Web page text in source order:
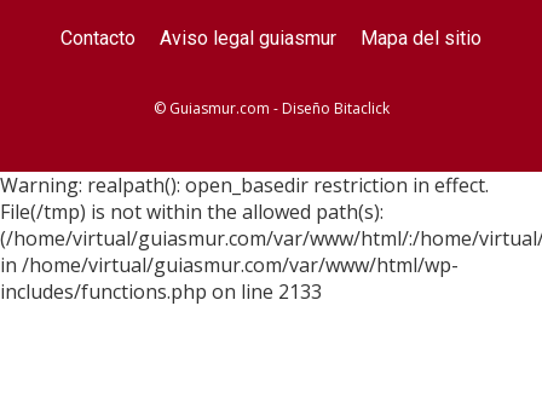
Contacto Aviso legal guiasmur Mapa del sitio
© Guiasmur.com - Diseño Bitaclick
Warning: realpath(): open_basedir restriction in effect.
File(/tmp) is not within the allowed path(s):
(/home/virtual/guiasmur.com/var/www/html/:/home/
in /home/virtual/guiasmur.com/var/www/html/wp-
includes/functions.php on line 2133